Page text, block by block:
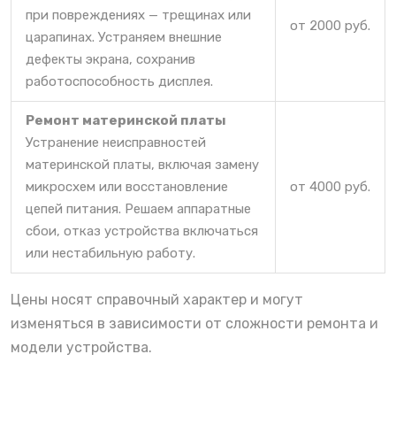
при повреждениях — трещинах или
царапинах. Устраняем внешние
дефекты экрана, сохранив
работоспособность дисплея.
от 2000 руб.
Ремонт материнской платы
Устранение неисправностей
материнской платы, включая замену
микросхем или восстановление
цепей питания. Решаем аппаратные
сбои, отказ устройства включаться
или нестабильную работу.
от 4000 руб.
Цены носят справочный характер и могут
изменяться в зависимости от сложности ремонта и
модели устройства.